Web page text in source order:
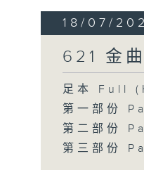
18/07/
621 金
足本 Full
第一部份
第二部份
第三部份